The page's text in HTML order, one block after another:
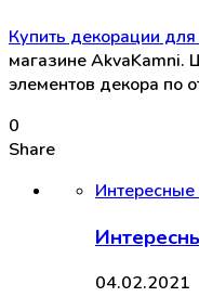
Купить декорации
магазине AkvaKamni.
элементов декора по
0
Share
04.02.2021